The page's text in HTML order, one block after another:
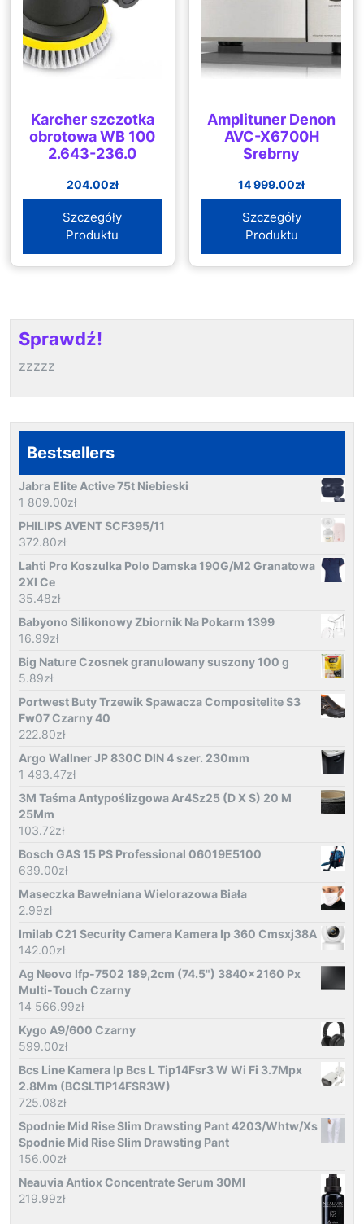
Karcher szczotka
obrotowa WB 100
2.643-236.0
204.00zł
Szczegóły
Produktu
Amplituner Denon
AVC-X6700H
Srebrny
14 999.00zł
Szczegóły
Produktu
Sprawdź!
zzzzz
Bestsellers
Jabra Elite Active 75t Niebieski
1 809.00zł
PHILIPS AVENT SCF395/11
372.80zł
Lahti Pro Koszulka Polo Damska 190G/M2 Granatowa
2Xl Ce
35.48zł
Babyono Silikonowy Zbiornik Na Pokarm 1399
16.99zł
Big Nature Czosnek granulowany suszony 100 g
5.89zł
Portwest Buty Trzewik Spawacza Compositelite S3
Fw07 Czarny 40
222.80zł
Argo Wallner JP 830C DIN 4 szer. 230mm
1 493.47zł
3M Taśma Antypoślizgowa Ar4Sz25 (D X S) 20 M
25Mm
103.72zł
Bosch GAS 15 PS Professional 06019E5100
639.00zł
Maseczka Bawełniana Wielorazowa Biała
2.99zł
Imilab C21 Security Camera Kamera Ip 360 Cmsxj38A
142.00zł
Ag Neovo Ifp-7502 189,2cm (74.5") 3840x2160 Px
Multi-Touch Czarny
14 566.99zł
Kygo A9/600 Czarny
599.00zł
Bcs Line Kamera Ip Bcs L Tip14Fsr3 W Wi Fi 3.7Mpx
2.8Mm (BCSLTIP14FSR3W)
725.08zł
Spodnie Mid Rise Slim Drawsting Pant 4203/Whtw/Xs
Spodnie Mid Rise Slim Drawsting Pant
156.00zł
Neauvia Antiox Concentrate Serum 30Ml
219.99zł